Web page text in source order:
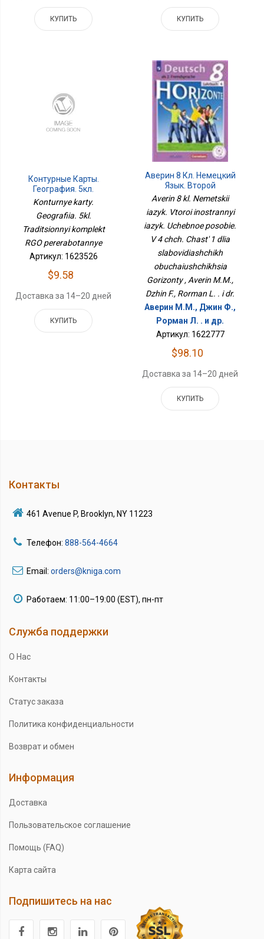
КУПИТЬ КУПИТЬ
Контурные Карты.
География. 5кл.
Традиционный
Комплект РГО
Переработанные
Konturnye karty.
Geografiia. 5kl.
Traditsionnyi komplekt
RGO pererabotannye
Артикул: 1623526
$9.58
Доставка за 14–20 дней
КУПИТЬ
Аверин 8 Кл. Немецкий
Язык. Второй
Иностранный Язык.
Часть 1 Для
Слабовидящих
Обучающихся
Горизонты
Averin 8 kl. Nemetskii
iazyk. Vtoroi inostrannyi
iazyk. Uchebnoe posobie.
V 4 chch. Chast' 1 dlia
slabovidiashchikh
obuchaiushchikhsia
Gorizonty , Averin M.M.,
Dzhin F., Rorman L. . i dr.
Аверин М.М., Джин Ф.,
Рорман Л. . и др.
Артикул: 1622777
$98.10
Доставка за 14–20 дней
КУПИТЬ
Контакты
461 Avenue P, Brooklyn, NY 11223
Телефон: 888-564-4664
Email: orders@kniga.com
Работаем: 11:00–19:00 (EST), пн-пт
Служба поддержки
О Нас
Контакты
Статус заказа
Политика конфиденциальности
Возврат и обмен
Информация
Доставка
Пользовательское соглашение
Помощь (FAQ)
Карта сайта
Подпишитесь на нас